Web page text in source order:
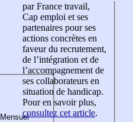
par France travail,
Cap emploi et ses
partenaires pour ses
actions concrètes en
faveur du recrutement,
de l’intégration et de
l’accompagnement de
ses collaborateurs en
situation de handicap.
Pour en savoir plus,
consultez cet article.